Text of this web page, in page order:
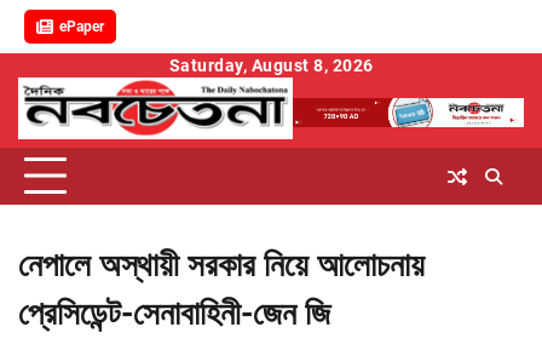
ePaper
content
Saturday, August 8, 2026
নেপালে অস্থায়ী সরকার নিয়ে আলোচনায়
প্রেসিডেন্ট-সেনাবাহিনী-জেন জি